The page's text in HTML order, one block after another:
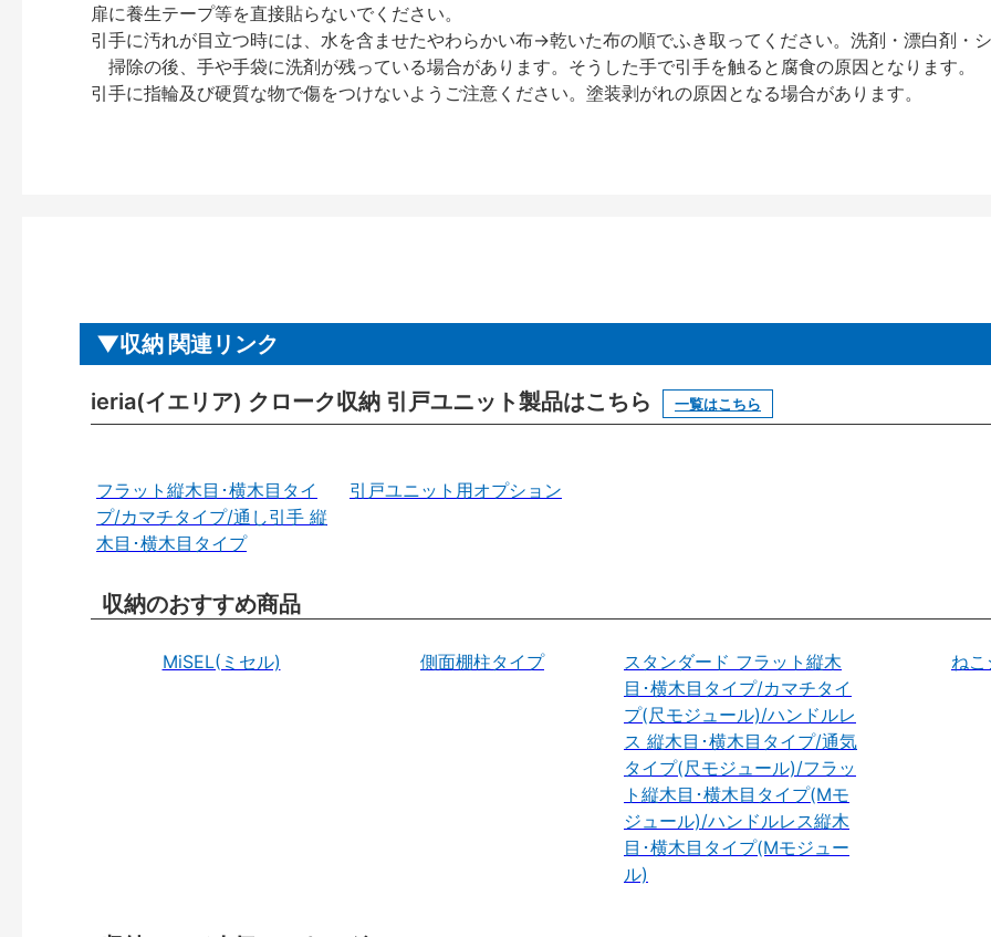
扉に養生テープ等を直接貼らないでください。
引手に汚れが目立つ時には、水を含ませたやわらかい布→乾いた布の順でふき取ってください。洗剤・漂白剤・
掃除の後、手や手袋に洗剤が残っている場合があります。そうした手で引手を触ると腐食の原因となります。
引手に指輪及び硬質な物で傷をつけないようご注意ください。塗装剥がれの原因となる場合があります。
収納 関連リンク
ieria(イエリア) クローク収納 引戸ユニット製品はこちら 一覧はこちら
フラット縦木目･横木目タイ
プ/カマチタイプ/通し引手 縦
木目･横木目タイプ
引戸ユニット用オプション
収納のおすすめ商品
MiSEL(ミセル) 側面棚柱タイプ
スタンダード フラット縦木
目･横木目タイプ/カマチタイ
プ(尺モジュール)/ハンドルレ
ス 縦木目･横木目タイプ/通気
タイプ(尺モジュール)/フラッ
ト縦木目･横木目タイプ(Mモ
ジュール)/ハンドルレス縦木
目･横木目タイプ(Mモジュー
ル)
ね